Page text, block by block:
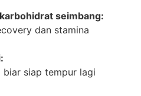
seimbang:
dan stamina
siap tempur lagi